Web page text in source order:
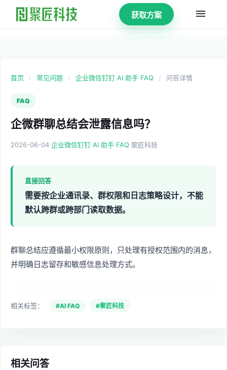
获取方案
首页 / 常见问题 / 企业微信钉钉 AI 助手 FAQ / 问答详情
FAQ
企微群聊总结会泄露信息吗？
2026-06-04·企业微信钉钉 AI 助手 FAQ·聚匠科技
直接回答
需要按企业通讯录、群权限和日志策略设计，不能
默认跨群或跨部门读取数据。
群聊总结应遵循最小权限原则，只处理有授权范围内的消息，
并明确日志留存和敏感信息处理方式。
相关标签： #AI FAQ #聚匠科技
相关问答